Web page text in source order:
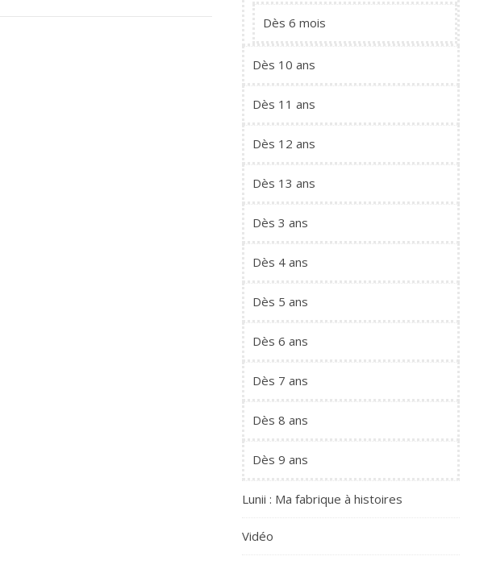
Dès 6 mois
Dès 10 ans
Dès 11 ans
Dès 12 ans
Dès 13 ans
Dès 3 ans
Dès 4 ans
Dès 5 ans
Dès 6 ans
Dès 7 ans
Dès 8 ans
Dès 9 ans
Lunii : Ma fabrique à histoires
Vidéo